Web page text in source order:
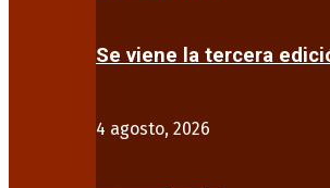
Se viene la tercera
4 agosto, 2026